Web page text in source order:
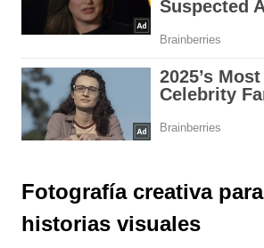
Fotografía creativa
historias visuales